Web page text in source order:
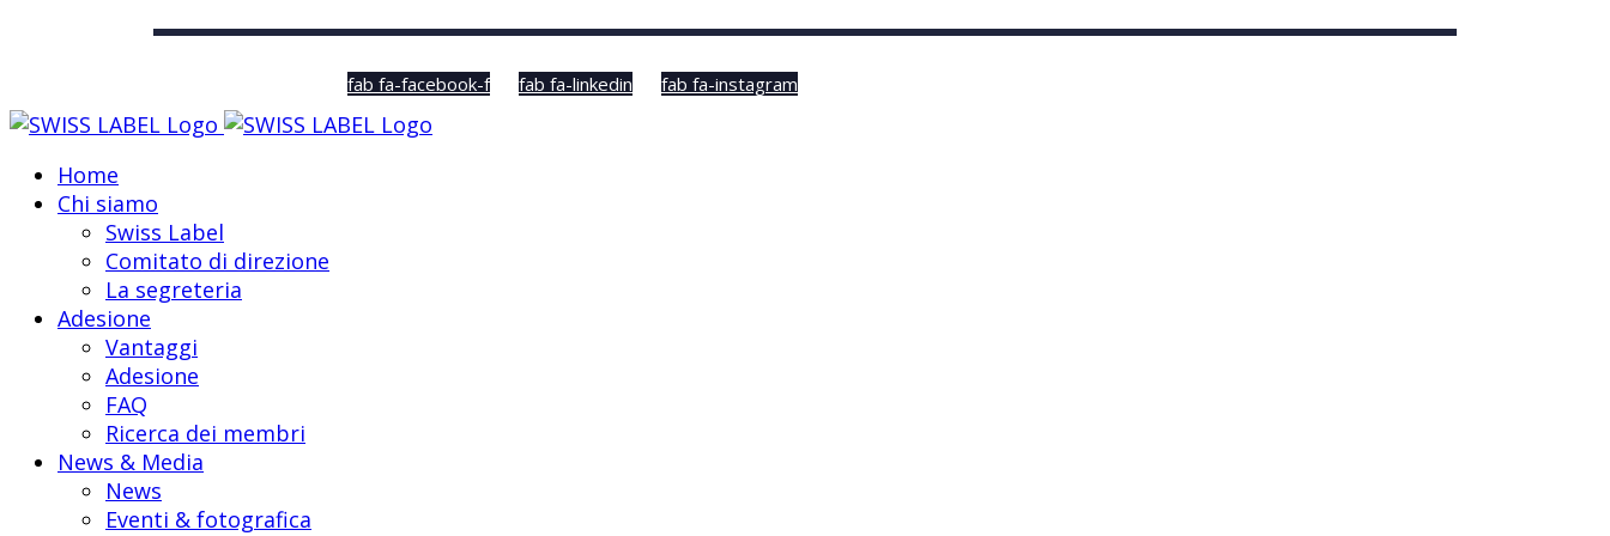
fab fa-facebook-f fab fa-linkedin fab fa-instagram
Home
Chi siamo
Swiss Label
Comitato di direzione
La segreteria
Adesione
Vantaggi
Adesione
FAQ
Ricerca dei membri
News & Media
News
Eventi & fotografica